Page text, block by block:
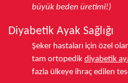
büyük beden üretimi!)
Diyabetik Ayak Sağlığı
Şeker hastaları için özel
tam ortopedik diyabetik
fazla ülkeye ihraç edilen